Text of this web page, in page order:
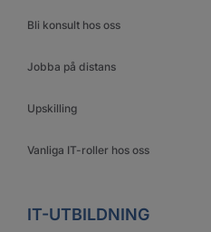
Bli konsult hos oss
Jobba på distans
Upskilling
Vanliga IT-roller hos oss
IT-UTBILDNING